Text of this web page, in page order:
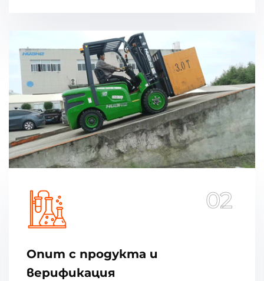
02
Опит с продукта и
верификация